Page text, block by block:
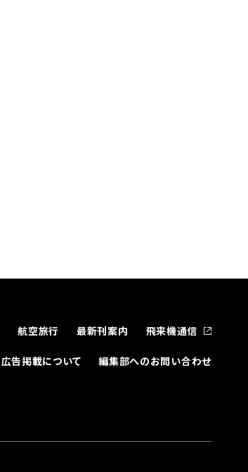
航空旅行 最新刊案内 飛来機通信
広告掲載について 編集部へのお問い合わせ